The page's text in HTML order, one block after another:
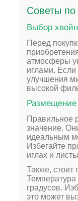
Советы
Выбор
Перед
атмосферы
иглами. Если
улучшения
высокой
Правильное
значение.
идеальным
Избегайте
иглах и
Также, стоит
градусов.
это может